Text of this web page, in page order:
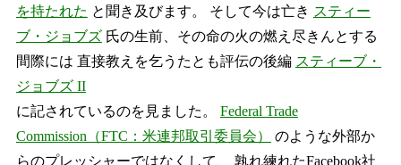
を持たれた と聞き及びます。 そして今は亡き スティー
ブ・ジョブズ氏の生前、その命の火の燃え尽きんとする
間際には 直接教えを乞うたとも評伝の後編 スティーブ・
ジョブズ II
に記されているのを見ました。 Federal Trade
Commission（FTC：米連邦取引委員会）
のような外部か
らのプレッシャーではなくして、 孰れ練れたFacebook社